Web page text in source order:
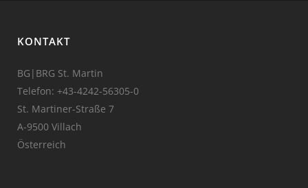
KONTAKT
BG|BRG St. Martin
Telefon: +43-4242-56305-0
St. Martiner-Straße 7
A-9500 Villach
Österreich